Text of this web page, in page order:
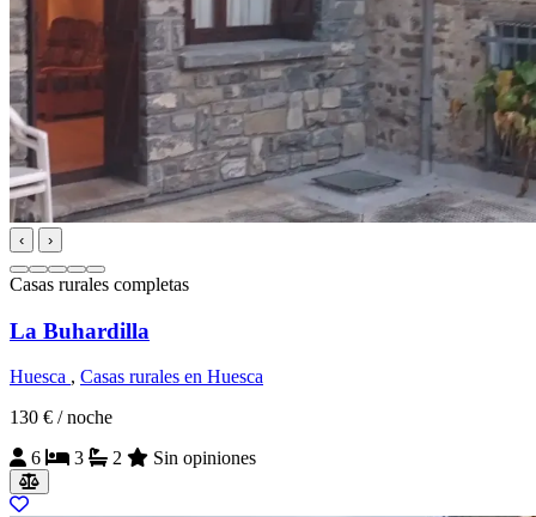
‹ ›
Casas rurales completas
La Buhardilla
Huesca , Casas rurales en Huesca
130 € / noche
6
3 2 Sin opiniones